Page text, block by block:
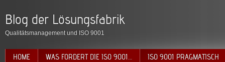
Blog der Lösungsfabrik
Qualitätsmanagement und ISO 9001
HOME WAS FORDERT DIE ISO 9001… ISO 9001 PRAGMATISCH